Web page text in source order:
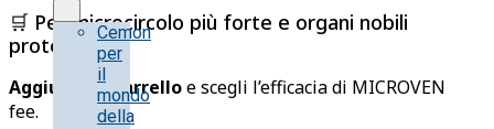
Cemon
per
il
mondo
della
🛒 Per microcircolo più forte e organi nobili
protetti
Aggiungi al carrelloe scegli l’efficacia di MICROVEN
fee.